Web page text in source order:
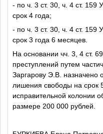
- по ч. 3 ст. 30, ч. 4 ст.
срок 4 года;
- по ч. 3 ст. 30, ч. 4 ст.
срок 3 года 6 месяцев.
На основании чч. 3, 4 ст.
преступлений путем
Заргарову Э.В. назначено
лишения свободы на срок
исправительной колонии
размере 200 000 рублей.